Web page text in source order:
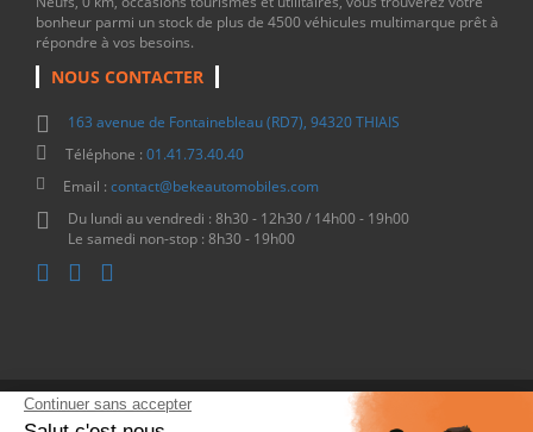
bonheur parmi un stock de plus de 4500 véhicules multimarque prêt à
répondre à vos besoins.
NOUS CONTACTER
163 avenue de Fontainebleau (RD7), 94320 THIAIS
Téléphone : 01.41.73.40.40
Email : contact@bekeautomobiles.com
Du lundi au vendredi : 8h30 - 12h30 / 14h00 - 19h00
Le samedi non-stop : 8h30 - 19h00